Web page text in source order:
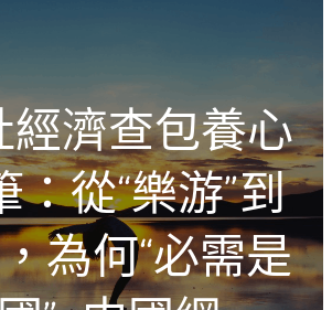
h
經濟查包養心
：從“樂游”到
為何“必需是